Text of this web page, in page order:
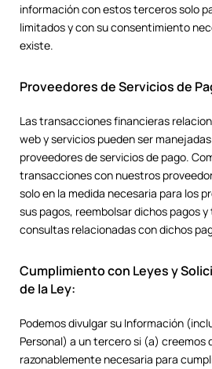
información con estos terceros solo
limitados y con su consentimiento
existe.
Proveedores de Servicios de
Las transacciones financieras
web y servicios pueden ser
proveedores de servicios de pago.
transacciones con nuestros
solo en la medida necesaria para los
sus pagos, reembolsar dichos pagos
consultas relacionadas con dichos
Cumplimiento con Leyes y
de la Ley:
Podemos divulgar su Información
Personal) a un tercero si (a) creemos
razonablemente necesaria para